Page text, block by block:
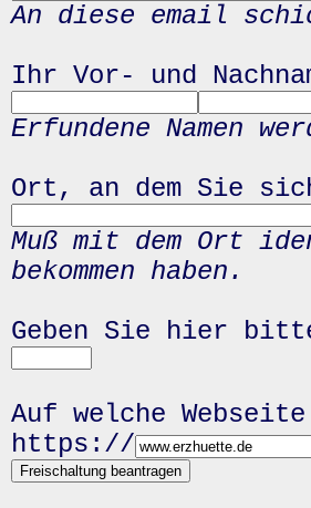
An diese email
Ihr Vor- und
Erfundene Namen
Ort, an dem Sie
Muß mit dem Ort
bekommen haben.
Geben Sie hier
Auf welche
https://